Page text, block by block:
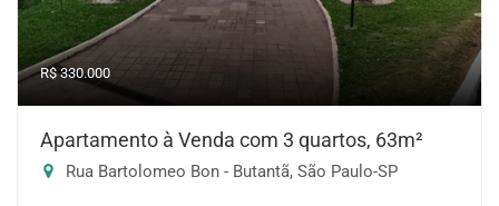
R$ 330.000
Apartamento à Venda com 3 quartos, 63m²
Rua Bartolomeo Bon - Butantã, São Paulo-SP